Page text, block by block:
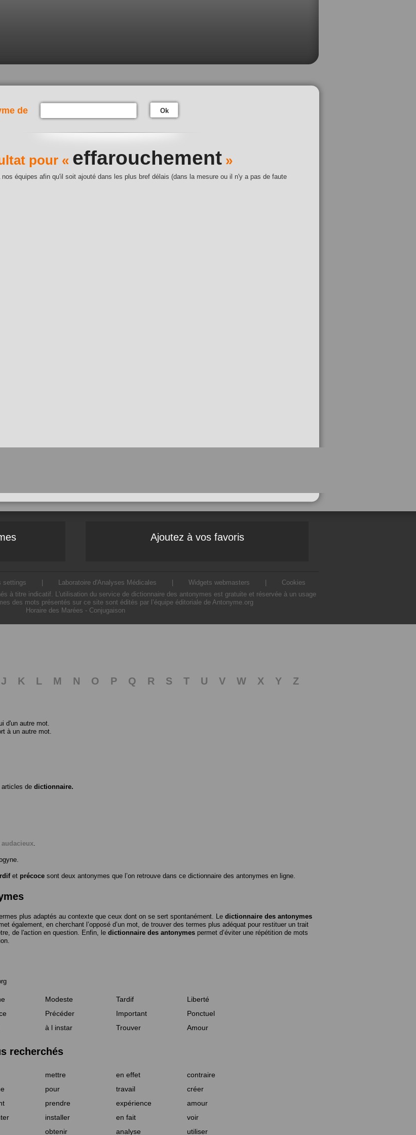
de Ok
pour « effarouchement »
équipes afin qu'il soit ajouté dans les plus bref délais (dans la mesure ou il n'y a pas de faute
Ajoutez à vos favoris
settings Laboratoire d'Analyses Médicales Widgets webmasters
Cookies
à titre indicatif. L'utilisation du service de dictionnaire des antonymes est gratuite et réservée à un usage
des mots présentés sur ce site sont édités par l’équipe éditoriale de Antonyme.org
Horaire des Marées - Conjugaison
J K L M N O P Q R S T U V W X Y
Z
d'un autre mot.
à un autre mot.
articles de dictionnaire.
audacieux
et précoce sont deux antonymes que l’on retrouve dans ce dictionnaire des antonymes en ligne.
plus adaptés au contexte que ceux dont on se sert spontanément. Le dictionnaire des antonymes
également, en cherchant l’opposé d’un mot, de trouver des termes plus adéquat pour restituer un trait
de l'action en question. Enfin, le dictionnaire des antonymes permet d’éviter une répétition de mots
Modeste Tardif
Liberté
Précéder Important
Ponctuel
à l instar Trouver Amour
recherchés
mettre en effet
contraire
pour travail
créer
prendre expérience
amour
installer en fait
voir
obtenir analyse utiliser